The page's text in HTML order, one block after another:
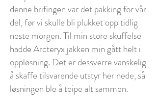
denne brifingen var det pakking for vår
del, før vi skulle bli plukket opp tidlig
neste morgen. Til min store skuffelse
hadde Arcteryx jakken min gått helt i
oppløsning. Det er dessverre vanskelig
å skaffe tilsvarende utstyr her nede, så
løsningen ble å teipe alt sammen.